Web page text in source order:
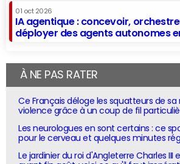
01 oct 2026
IA agentique : concevoir,
déployer des agents autonomes
À NE PAS RATER
Ce Français déloge les squatteurs de sa
violence grâce à un coup de fil
Les neurologues en sont certains : ce
pour le cerveau et quelques minutes
Le jardinier du roi d'Angleterre Charles III